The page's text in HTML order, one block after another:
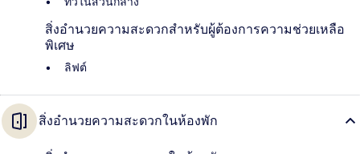
สิ่งอำนวยความสะดวกสำหรับผู้ต้องการความช่วยเหลือ
พิเศษ
ลิฟต์
สิ่งอำนวยความสะดวกในห้องพัก